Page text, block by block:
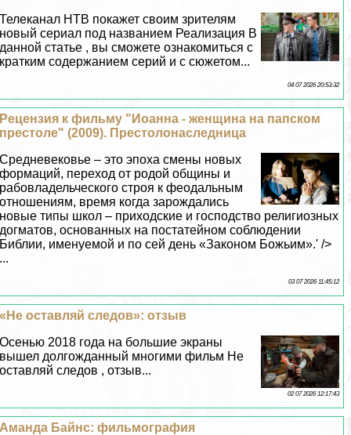
Телеканал НТВ покажет своим зрителям
новый сериал под названием Реализация В
данной статье , вы сможете ознакомиться с
кратким содержанием серий и с сюжетом...
04 07 2026 20:53:32
Рецензия к фильму "Иоанна - женщина на папском
престоле" (2009). Престолонаследница
Средневековье – это эпоха смены новых
формаций, переход от родой общины и
рабовладельческого строя к феодальным
отношениям, время когда зарождались
новые типы школ – приходские и господство религиозных
догматов, основанных на постатейном соблюдении
Библии, именуемой и по сей день «Законом Божьим».' />
...
03 07 2026 11:45:12
«Не оставляй следов»: отзыв
Осенью 2018 года на большие экраны
вышел долгожданный многими фильм Не
оставляй следов , отзыв...
02 07 2026 12:17:43
Амaнда Байнс: фильмография